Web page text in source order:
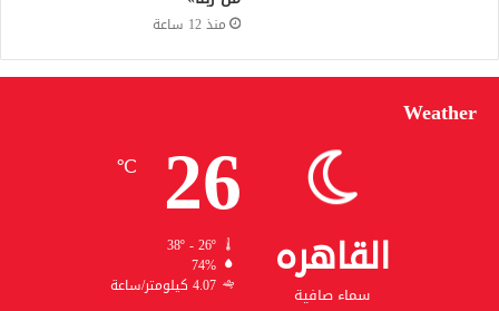
منذ 12 ساعة
Weather
القاهره
سماء صافية
26
℃
38º - 26º
74%
4.07 كيلومتر/ساعة